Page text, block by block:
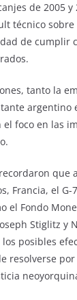
de 2005
técnico
de cumplir
tanto la
argentino
el foco en las
que
Francia, el G-
el Fondo
Stiglitz y
posibles
resolverse